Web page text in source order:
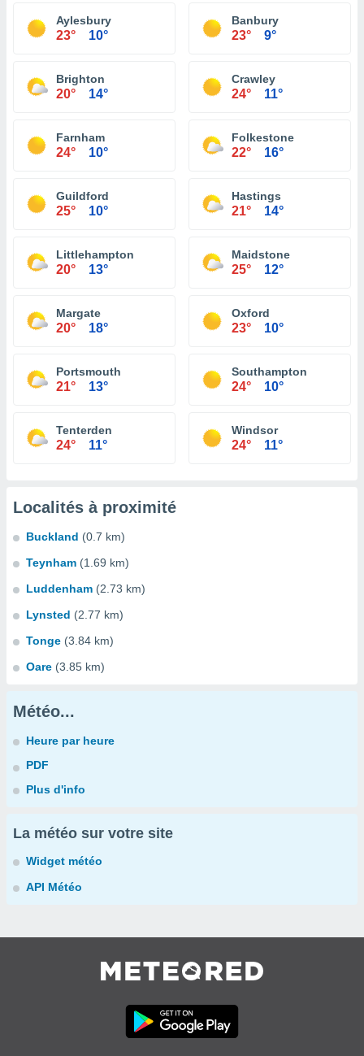
Aylesbury
23° 10°
Banbury
23° 9°
Brighton
20° 14°
Crawley
24° 11°
Farnham
24° 10°
Folkestone
22° 16°
Guildford
25° 10°
Hastings
21° 14°
Littlehampton
20° 13°
Maidstone
25° 12°
Margate
20° 18°
Oxford
23° 10°
Portsmouth
21° 13°
Southampton
24° 10°
Tenterden
24° 11°
Windsor
24° 11°
Localités à proximité
Buckland (0.7 km)
Teynham (1.69 km)
Luddenham (2.73 km)
Lynsted (2.77 km)
Tonge (3.84 km)
Oare (3.85 km)
Météo...
Heure par heure
PDF
Plus d'info
La météo sur votre site
Widget météo
API Météo